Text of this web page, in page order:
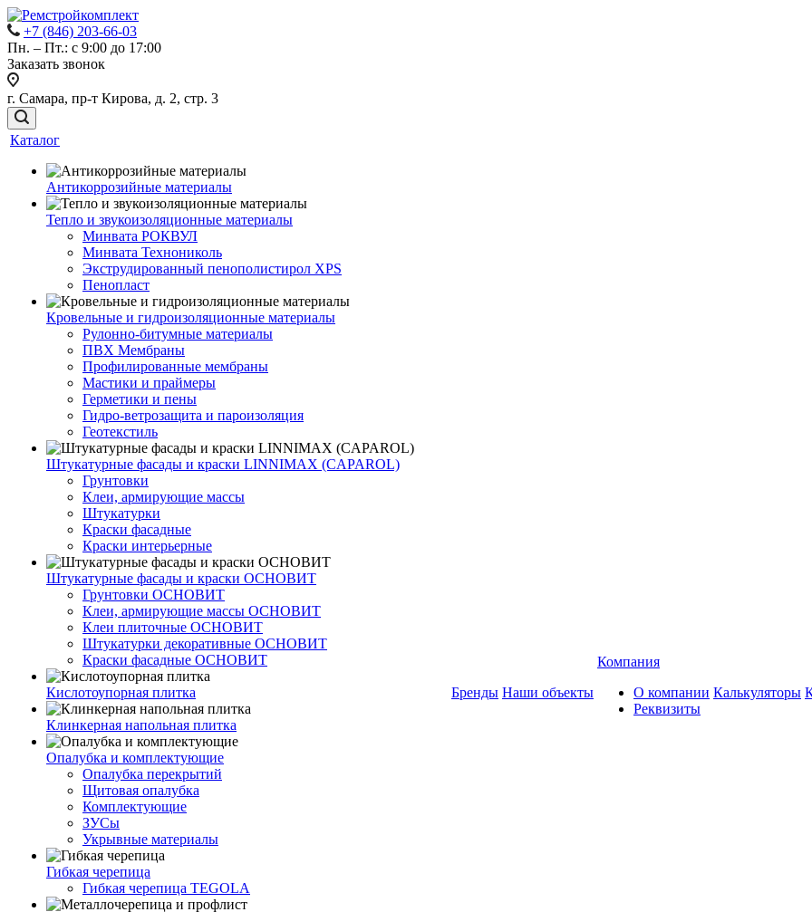
+7 (846) 203-66-03
Пн. – Пт.: с 9:00 до 17:00
Заказать звонок
г. Самара, пр-т Кирова, д. 2, стр. 3
Каталог
Антикоррозийные материалы
Тепло и звукоизоляционные материалы
Минвата РОКВУЛ
Минвата Технониколь
Экструдированный пенополистирол XPS
Пенопласт
Кровельные и гидроизоляционные материалы
Рулонно-битумные материалы
ПВХ Мембраны
Профилированные мембраны
Мастики и праймеры
Герметики и пены
Гидро-ветрозащита и пароизоляция
Геотекстиль
Штукатурные фасады и краски LINNIMAX (CAPAROL)
Грунтовки
Клеи, армирующие массы
Штукатурки
Краски фасадные
Краски интерьерные
Штукатурные фасады и краски ОСНОВИТ
Грунтовки ОСНОВИТ
Клеи, армирующие массы ОСНОВИТ
Клеи плиточные ОСНОВИТ
Штукатурки декоративные ОСНОВИТ
Краски фасадные ОСНОВИТ
Кислотоупорная плитка
Клинкерная напольная плитка
Опалубка и комплектующие
Опалубка перекрытий
Щитовая опалубка
Комплектующие
ЗУСы
Укрывные материалы
Гибкая черепица
Гибкая черепица TEGOLA
Бренды Наши объекты
Компания
О компании
Реквизиты
Калькуляторы